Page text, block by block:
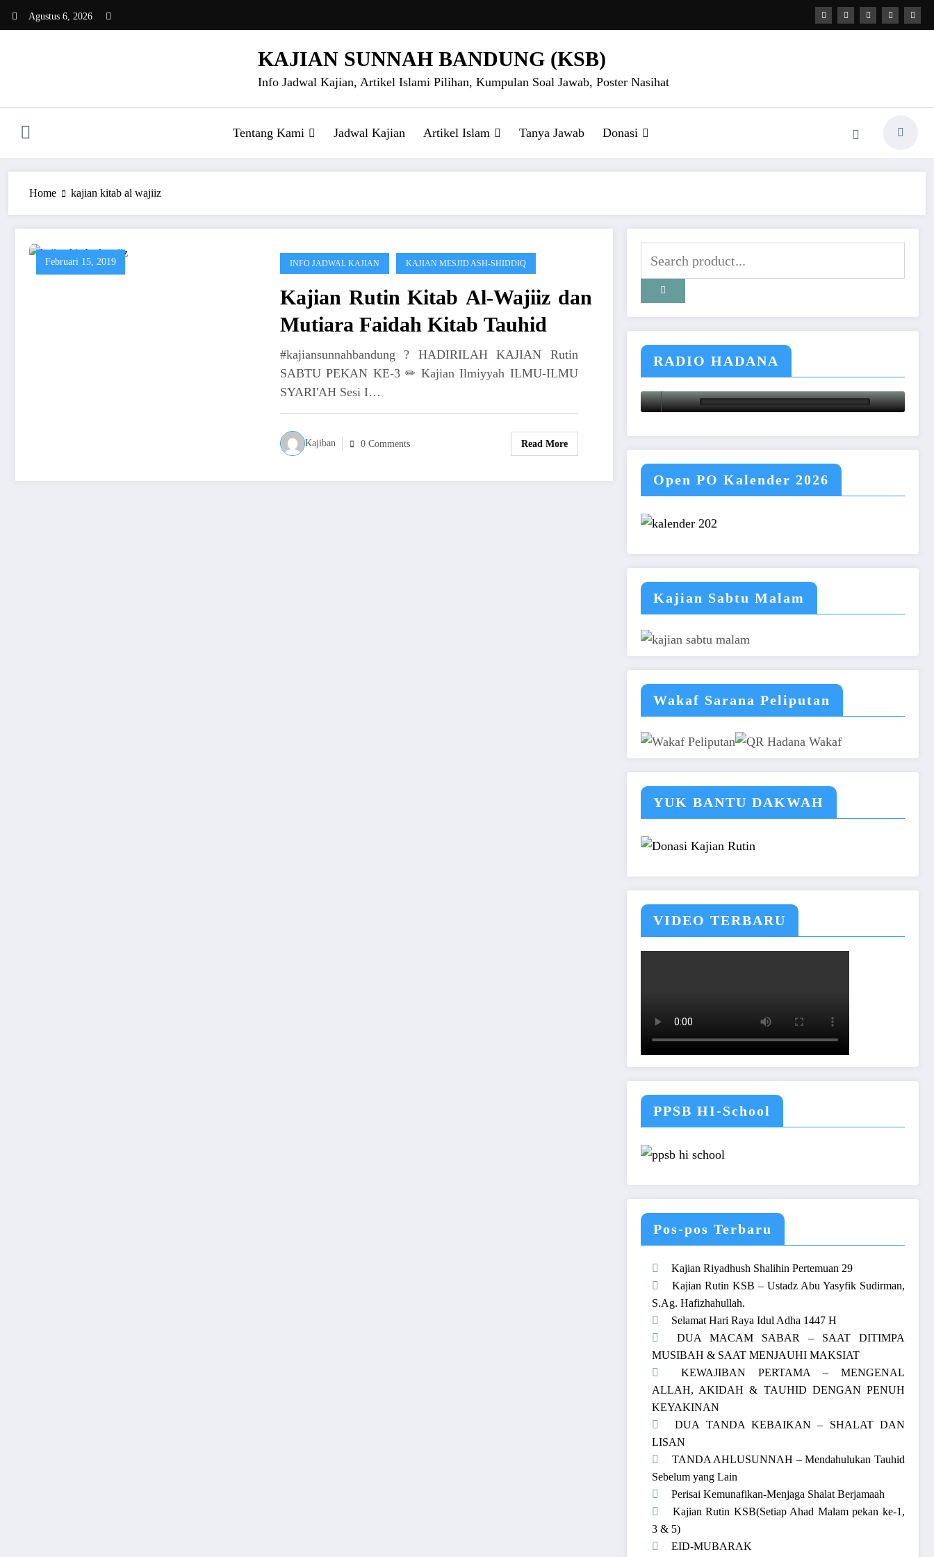
Agustus 6, 2026
KAJIAN SUNNAH BANDUNG (KSB)
Info Jadwal Kajian, Artikel Islami Pilihan, Kumpulan Soal Jawab, Poster Nasihat
Tentang Kami Jadwal Kajian Artikel Islam Tanya Jawab Donasi
Home kajian kitab al wajiiz
Februari 15, 2019 INFO JADWAL KAJIAN KAJIAN MESJID ASH-SHIDDIQ
Kajian Rutin Kitab Al-Wajiiz dan
Mutiara Faidah Kitab Tauhid
#kajiansunnahbandung ? HADIRILAH KAJIAN Rutin
SABTU PEKAN KE-3 ✏ Kajian Ilmiyyah ILMU-ILMU
SYARI'AH Sesi I…
Kajiban 0 Comments Read More
RADIO HADANA
Open PO Kalender 2026
Kajian Sabtu Malam
Wakaf Sarana Peliputan
YUK BANTU DAKWAH
VIDEO TERBARU
PPSB HI-School
Pos-pos Terbaru
Kajian Riyadhush Shalihin Pertemuan 29
Kajian Rutin KSB – Ustadz Abu Yasyfik Sudirman,
S.Ag. Hafizhahullah.
Selamat Hari Raya Idul Adha 1447 H
DUA MACAM SABAR – SAAT DITIMPA
MUSIBAH & SAAT MENJAUHI MAKSIAT
KEWAJIBAN PERTAMA – MENGENAL
ALLAH, AKIDAH & TAUHID DENGAN PENUH
KEYAKINAN
DUA TANDA KEBAIKAN – SHALAT DAN
LISAN
TANDA AHLUSUNNAH – Mendahulukan Tauhid
Sebelum yang Lain
Perisai Kemunafikan-Menjaga Shalat Berjamaah
Kajian Rutin KSB(Setiap Ahad Malam pekan ke-1,
3 & 5)
EID-MUBARAK